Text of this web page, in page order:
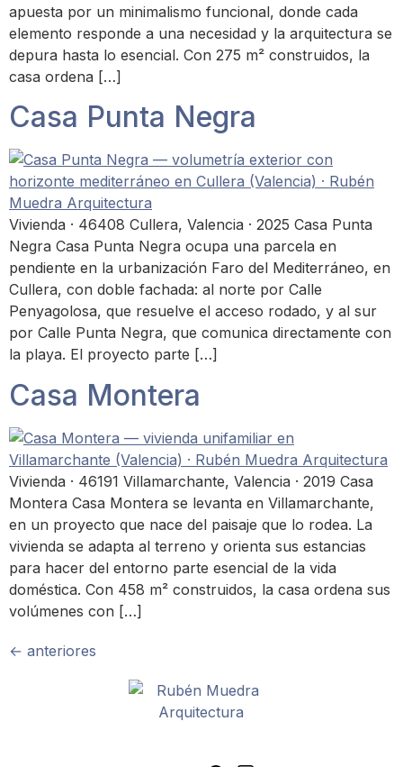
apuesta por un minimalismo funcional, donde cada
elemento responde a una necesidad y la arquitectura se
depura hasta lo esencial. Con 275 m² construidos, la
casa ordena […]
Casa Punta Negra
Vivienda · 46408 Cullera, Valencia · 2025 Casa Punta
Negra Casa Punta Negra ocupa una parcela en
pendiente en la urbanización Faro del Mediterráneo, en
Cullera, con doble fachada: al norte por Calle
Penyagolosa, que resuelve el acceso rodado, y al sur
por Calle Punta Negra, que comunica directamente con
la playa. El proyecto parte […]
Casa Montera
Vivienda · 46191 Villamarchante, Valencia · 2019 Casa
Montera Casa Montera se levanta en Villamarchante,
en un proyecto que nace del paisaje que lo rodea. La
vivienda se adapta al terreno y orienta sus estancias
para hacer del entorno parte esencial de la vida
doméstica. Con 458 m² construidos, la casa ordena sus
volúmenes con […]
← anteriores